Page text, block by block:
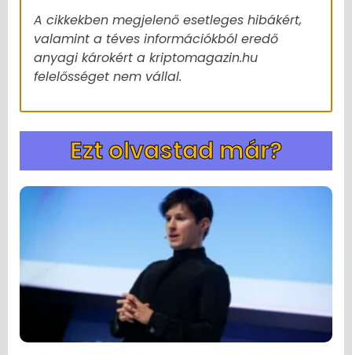
A cikkekben megjelenő esetleges hibákért,
valamint a téves információkból eredő
anyagi károkért a kriptomagazin.hu
felelősséget nem vállal.
Ezt olvastad már?